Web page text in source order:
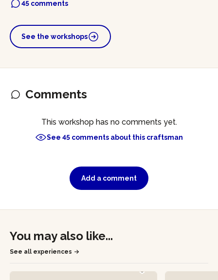
45 comments
See the workshops
Comments
This workshop has no comments yet.
See 45 comments about this craftsman
Add a comment
You may also like...
See all experiences